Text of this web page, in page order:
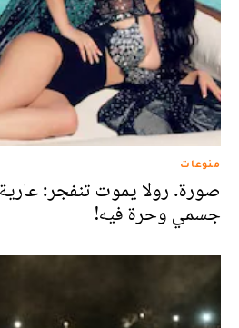
منوعات
صورة. رولا يموت تنفجر:
جسمي وحرة فيه!